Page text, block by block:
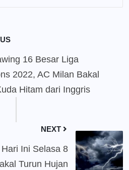
16 Besar Liga
2022, AC Milan Bakal
Hitam dari Inggris
NEXT
Ini Selasa 8
Turun Hujan